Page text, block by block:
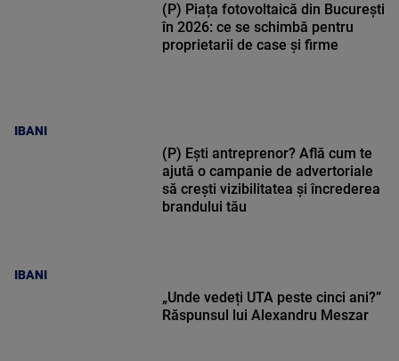
IBANI
(P) Piața fotovoltaică din București
în 2026: ce se schimbă pentru
proprietarii de case și firme
IBANI
(P) Ești antreprenor? Află cum te
ajută o campanie de advertoriale
să crești vizibilitatea și încrederea
brandului tău
„Unde vedeți UTA peste cinci ani?”
Răspunsul lui Alexandru Meszar